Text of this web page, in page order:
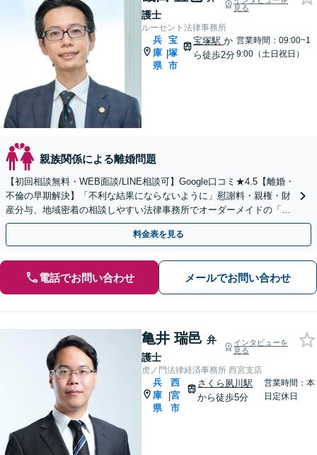
護士
見る
ルーセント法律事務所
兵
庫
県
|
宝
塚
市
宝塚駅か
ら徒歩2分
営業時間：09:00~1
9:00（土日祝日）
親族関係による離婚問題
【初回相談無料・WEB面談/LINE相談可】Google口コミ★4.5【離婚・
不倫の早期解決】「不利な結果にならないように」慰謝料・親権・財
産分与、地域密着の相談しやすい法律事務所でオーダーメイドの「後
悔しない」解決を【夜間休日対応】
料金表を見る
電話でお問い合わせ メールでお問い合わせ
亀井 瑞邑 弁
護士
インタビューを
見る
虎ノ門法律経済事務所 西宮支店
兵
庫
県
|
西
宮
市
さくら夙川駅
から徒歩5分
営業時間：本
日定休日